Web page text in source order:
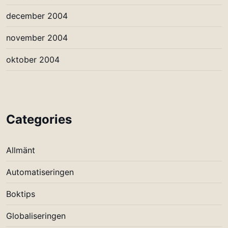
december 2004
november 2004
oktober 2004
Categories
Allmänt
Automatiseringen
Boktips
Globaliseringen